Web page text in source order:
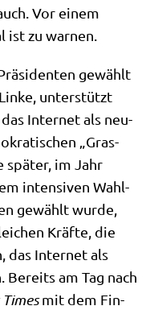
Vor einem
ist zu warnen.
gewählt
unter­stützt
Inter­net als neu­
„Gras­
spä­ter, im Jahr
inten­si­ven Wahl­
gewählt wur­de,
Kräf­te, die
das Inter­net als
am Tag nach
mit dem Fin­